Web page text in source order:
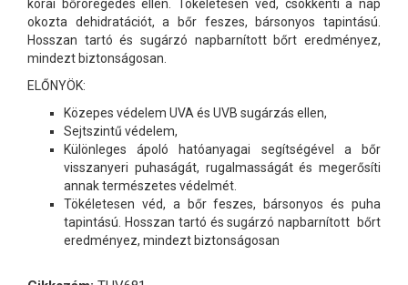
korai bőröregedés ellen. Tökéletesen véd, csökkenti a nap
okozta dehidratációt, a bőr feszes, bársonyos tapintású.
Hosszan tartó és sugárzó napbarnított bőrt eredményez,
mindezt biztonságosan.
ELŐNYÖK:
Közepes védelem UVA és UVB sugárzás ellen,
Sejtszintű védelem,
Különleges ápoló hatóanyagai segítségével a bőr
visszanyeri puhaságát, rugalmasságát és megerősíti
annak természetes védelmét.
Tökéletesen véd, a bőr feszes, bársonyos és puha
tapintású. Hosszan tartó és sugárzó napbarnított bőrt
eredményez, mindezt biztonságosan